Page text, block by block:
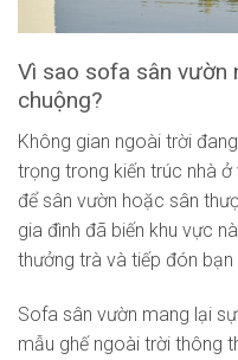
Vì sao sofa sân vườn
chuộng?
Không gian ngoài trời
trọng trong kiến trúc nhà
để sân vườn hoặc sân
gia đình đã biến khu vực
thưởng trà và tiếp đón bạn
Sofa sân vườn mang lại
mẫu ghế ngoài trời thông